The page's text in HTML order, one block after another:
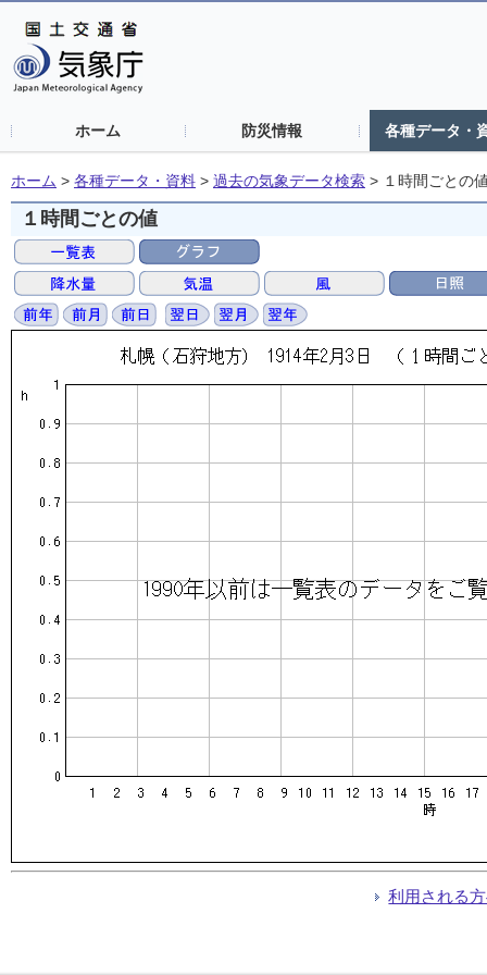
ホーム 防災情報 各種データ・
ホーム > 各種データ・資料 > 過去の気象データ検索 > １時間ごとの
１時間ごとの値
利用される